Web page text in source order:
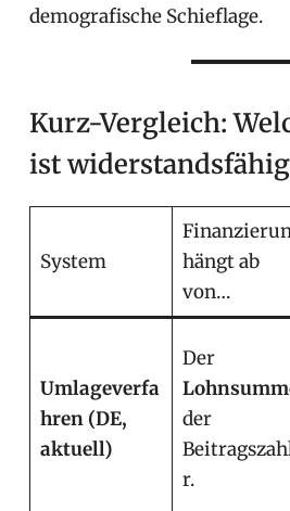
demografische Schieflage.
Kurz-Vergleich:
ist
System
hängt ab
von…
Umlageverfa
hren (DE,
aktuell)
Der
der
r.